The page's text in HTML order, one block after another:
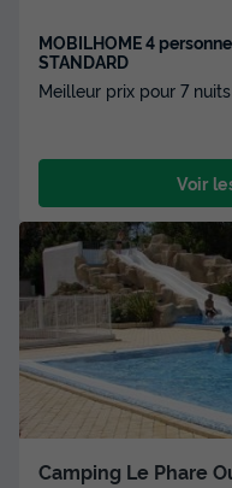
MOBILHOME 4
STANDARD
Meilleur prix pour 7 nuits
Voir
Camping Le Phare